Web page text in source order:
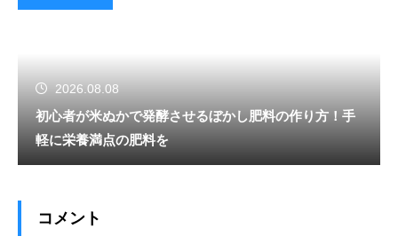
2026.08.08
初心者が米ぬかで発酵させるぼかし肥料の作り方！手
軽に栄養満点の肥料を
コメント